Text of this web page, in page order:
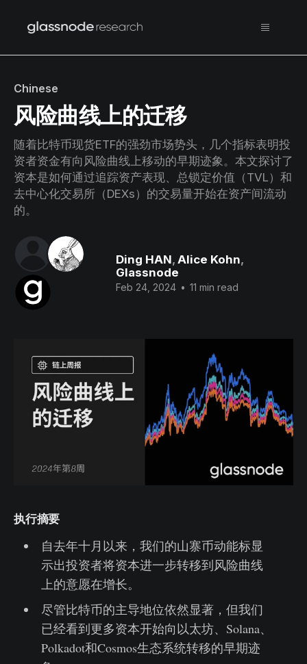
Chinese
风险曲线上的迁移
随着比特币现货ETF的强劲市场势头，几个指标表明投
资者资金有向风险曲线上移动的早期迹象。本文探讨了
资本是如何通过追踪资产表现、总锁定价值（TVL）和
去中心化交易所（DEXs）的交易量开始在资产间流动
的。
Ding HAN, Alice Kohn,
Glassnode
Feb 24, 2024 • 11 min read
执行摘要
自去年十月以来，我们的山寨币动能标显
示出投资者将资本进一步转移到风险曲线
上的意愿在增长。
尽管比特币的主导地位依然显著，但我们
已经看到更多资本开始向以太坊、Solana、
Polkadot和Cosmos生态系统转移的早期迹